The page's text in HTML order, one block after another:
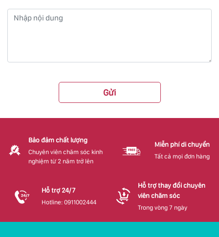
Gửi
Bảo đảm chất lượng
Chuyên viên chăm sóc kinh
nghiệm từ 2 năm trở lên
Miễn phí di chuyển
Tất cả mọi đơn hàng
Hỗ trợ 24/7
Hotline: 0911002444
Hỗ trợ thay đổi chuyên
viên chăm sóc
Trong vòng 7 ngày